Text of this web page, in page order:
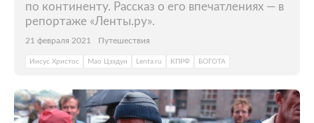
по континенту. Рассказ о его впечатлениях — в
репортаже «Ленты.ру».
21 февраля 2021 Путешествия
Иисус Христос Мао Цзэдун Lenta.ru КПРФ БОГОТА